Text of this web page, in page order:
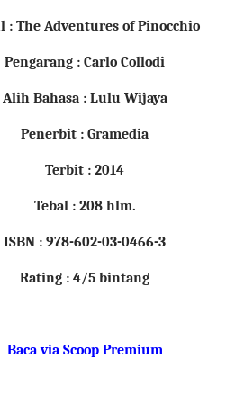
: The Adventures of Pinocchio
Pengarang : Carlo Collodi
Alih Bahasa : Lulu Wijaya
Penerbit : Gramedia
Terbit : 2014
Tebal : 208 hlm.
ISBN : 978-602-03-0466-3
Rating : 4/5 bintang
Baca via Scoop Premium